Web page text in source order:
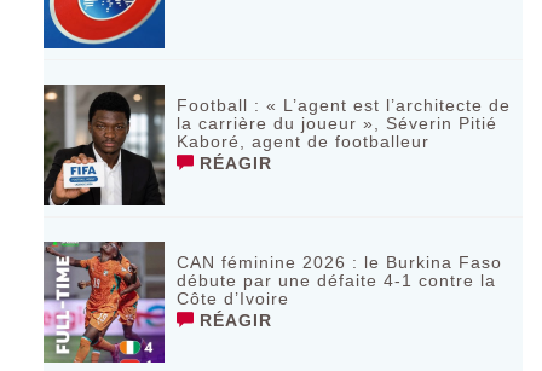
Football : « L’agent est l’architecte de
la carrière du joueur », Séverin Pitié
Kaboré, agent de footballeur
RÉAGIR
CAN féminine 2026 : le Burkina Faso
débute par une défaite 4-1 contre la
Côte d’Ivoire
RÉAGIR